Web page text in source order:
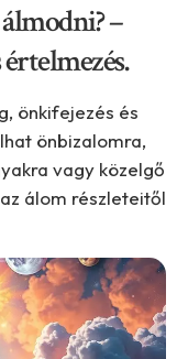
–
önkifejezés és
önbizalomra,
vagy közelgő
álom részleteitől